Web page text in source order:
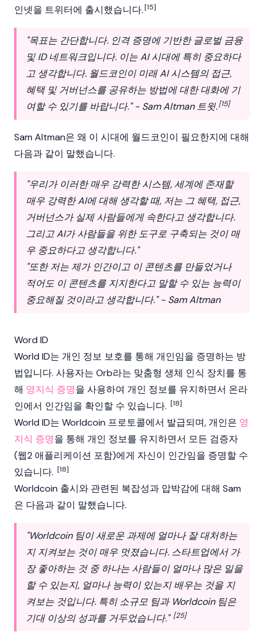
인넷을 트위터에 출시했습니다.[15]
"목표는 간단합니다. 인격 증명에 기반한 글로벌 금융
및 ID 네트워크입니다. 이는 AI 시대에 특히 중요하다
고 생각합니다. 월드코인이 미래 AI 시스템의 접근,
혜택 및 거버넌스를 공유하는 방법에 대한 대화에 기
여할 수 있기를 바랍니다." - Sam Altman 트윗.[15]
Sam Altman은 왜 이 시대에 월드코인이 필요한지에 대해
다음과 같이 말했습니다.
"우리가 이러한 매우 강력한 시스템, 세계에 존재할
매우 강력한 AI에 대해 생각할 때, 저는 그 혜택, 접근,
거버넌스가 실제 사람들에게 속한다고 생각합니다.
그리고 AI가 사람들을 위한 도구로 구축되는 것이 매
우 중요하다고 생각합니다."
"또한 저는 제가 인간이고 이 콘텐츠를 만들었거나
적어도 이 콘텐츠를 지지한다고 말할 수 있는 능력이
중요해질 것이라고 생각합니다." - Sam Altman
Word lD
World ID는 개인 정보 보호를 통해 개인임을 증명하는 방
법입니다. 사용자는 Orb라는 맞춤형 생체 인식 장치를 통
해 영지식 증명을 사용하여 개인 정보를 유지하면서 온라
인에서 인간임을 확인할 수 있습니다. [18]
World ID는 Worldcoin 프로토콜에서 발급되며, 개인은 영
지식 증명을 통해 개인 정보를 유지하면서 모든 검증자
(웹2 애플리케이션 포함)에게 자신이 인간임을 증명할 수
있습니다. [18]
Worldcoin 출시와 관련된 복잡성과 압박감에 대해 Sam
은 다음과 같이 말했습니다.
"Worldcoin 팀이 새로운 과제에 얼마나 잘 대처하는
지 지켜보는 것이 매우 멋졌습니다. 스타트업에서 가
장 좋아하는 것 중 하나는 사람들이 얼마나 많은 일을
할 수 있는지, 얼마나 능력이 있는지 배우는 것을 지
켜보는 것입니다. 특히 소규모 팀과 Worldcoin 팀은
기대 이상의 성과를 거두었습니다." [25]